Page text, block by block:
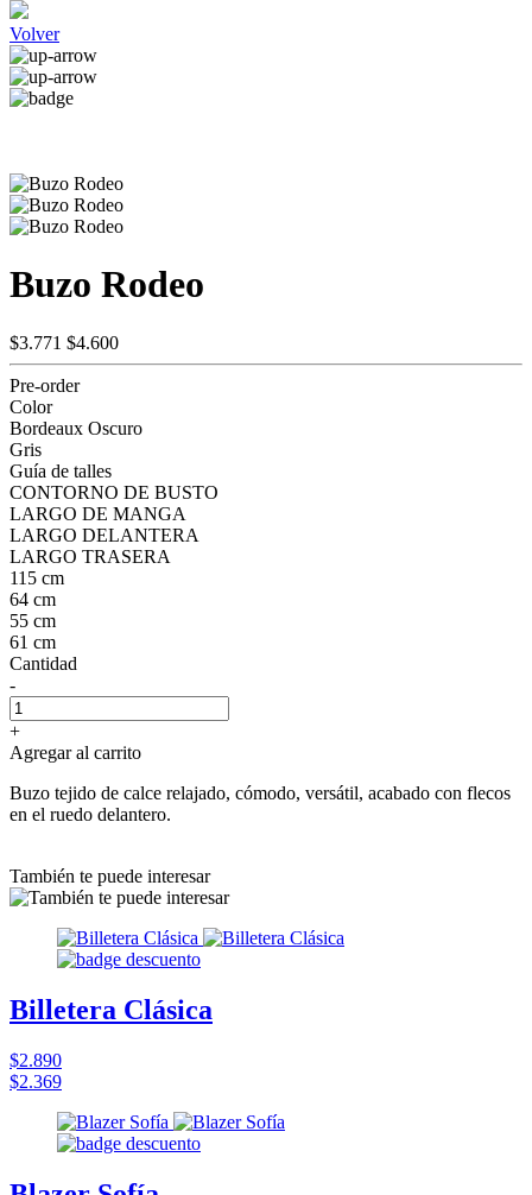
Volver
Buzo Rodeo
$3.771 $4.600
Pre-order
Color
Bordeaux Oscuro
Gris
Guía de talles
CONTORNO DE BUSTO
LARGO DE MANGA
LARGO DELANTERA
LARGO TRASERA
115 cm
64 cm
55 cm
61 cm
Cantidad
-
+
Agregar al carrito
Buzo tejido de calce relajado, cómodo, versátil, acabado con flecos
en el ruedo delantero.
También te puede interesar
Billetera Clásica
$2.890
$2.369